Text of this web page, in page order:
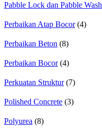
Pabble Lock dan Pabble Wash
Perbaikan Atap Bocor(4)
Perbaikan Beton (8)
Perbaikan Bocor(4)
Perkuatan Struktur(7)
Polished Concrete (3)
Polyurea (8)